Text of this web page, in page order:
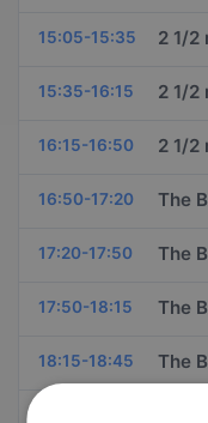
15:05-15:35 2 1/2
15:35-16:15 2 1/2
16:15-16:50 2 1/2
16:50-17:20 The
17:20-17:50 The
17:50-18:15 The
18:15-18:45 The